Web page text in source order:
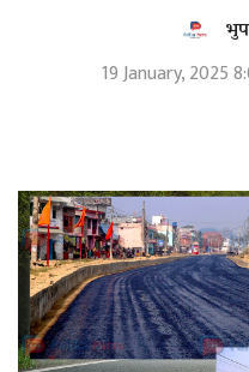
19 January, 2025